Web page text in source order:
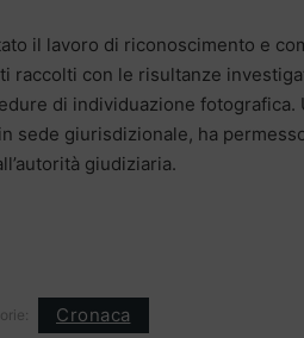
il lavoro di riconoscimento e
raccolti con le risultanze
di individuazione fotografica.
sede giurisdizionale, ha
giudiziaria.
Cronaca